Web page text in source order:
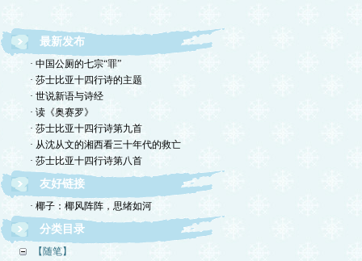
最新发布
· 中国公厕的七宗“罪”
· 莎士比亚十四行诗的主题
· 世说新语与诗经
· 读《奥赛罗》
· 莎士比亚十四行诗第九首
· 从沈从文的湘西看三十年代的救亡
· 莎士比亚十四行诗第八首
友好链接
· 椰子：椰风阵阵，思绪如河
分类目录
【随笔】